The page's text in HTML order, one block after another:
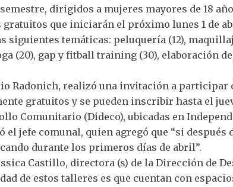
dirigidos a mujeres mayores de 18
gratuitos que iniciarán el próximo lunes 1 de
siguientes temáticas: peluquería (12),
(20), gap y fitball training (30), elaboración
Radonich, realizó una invitación a participar
gratuitos y se pueden inscribir hasta el
Comunitario (Dideco), ubicadas en
el jefe comunal, quien agregó que “si
durante los primeros días de abril”.
Castillo, directora (s) de la Dirección de
de estos talleres es que cuentan con